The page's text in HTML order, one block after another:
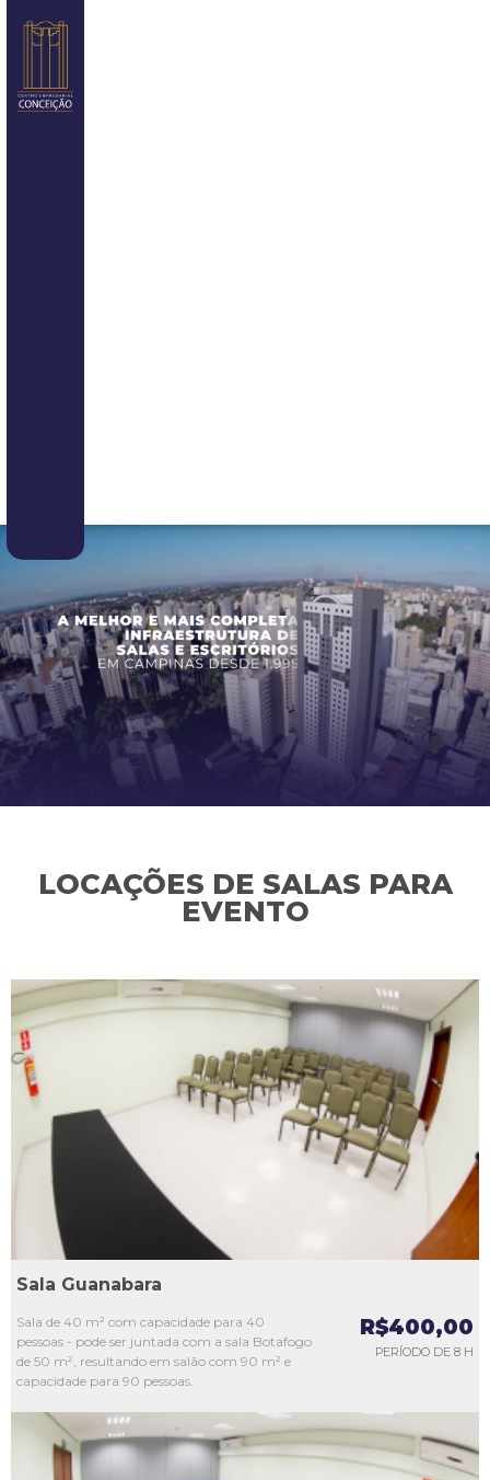
LOCAÇÕES DE SALAS PARA
EVENTO
L4
L5
Sala Guanabara
Sala de 40 m² com capacidade para 40
pessoas - pode ser juntada com a sala Botafogo
de 50 m², resultando em salão com 90 m² e
capacidade para 90 pessoas.
R$400,00
PERÍODO DE 8 H